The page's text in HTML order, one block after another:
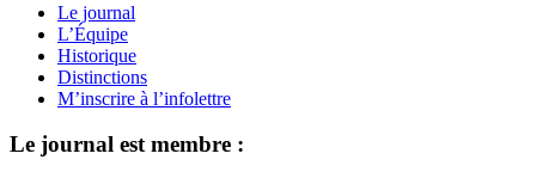
Le journal
L’Équipe
Historique
Distinctions
M’inscrire à l’infolettre
Le journal est membre :